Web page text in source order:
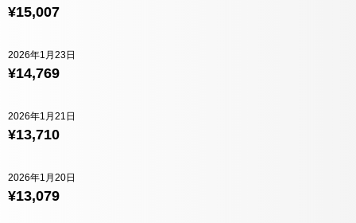
¥15,007
¥14,769
2026年1月23日
¥13,710
2026年1月21日
¥13,079
2026年1月20日